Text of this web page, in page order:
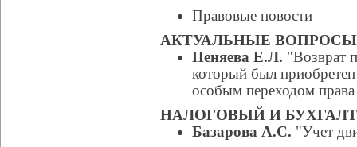
Правовые новости
АКТУАЛЬНЫЕ
Пеняева Е.Л. "Возврат
который был приобретен
особым переходом права
НАЛОГОВЫЙ И
Базарова А.С. "Учет